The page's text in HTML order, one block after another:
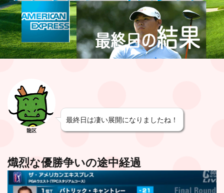
龍区
最終日は凄い展開になりましたね！
熾烈な優勝争いの途中経過